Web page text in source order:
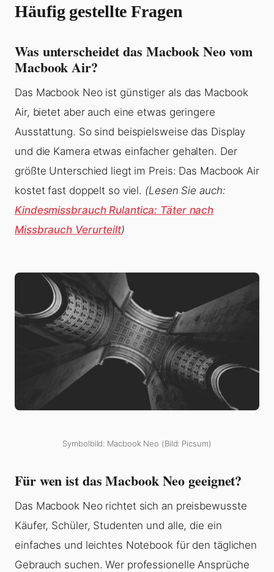
Häufig gestellte Fragen
Was unterscheidet das Macbook Neo vom
Macbook Air?
Das Macbook Neo ist günstiger als das Macbook
Air, bietet aber auch eine etwas geringere
Ausstattung. So sind beispielsweise das Display
und die Kamera etwas einfacher gehalten. Der
größte Unterschied liegt im Preis: Das Macbook Air
kostet fast doppelt so viel. (Lesen Sie auch:
Kindesmissbrauch Rulantica: Täter nach
Missbrauch Verurteilt)
Symbolbild: Macbook Neo (Bild: Picsum)
Für wen ist das Macbook Neo geeignet?
Das Macbook Neo richtet sich an preisbewusste
Käufer, Schüler, Studenten und alle, die ein
einfaches und leichtes Notebook für den täglichen
Gebrauch suchen. Wer professionelle Ansprüche